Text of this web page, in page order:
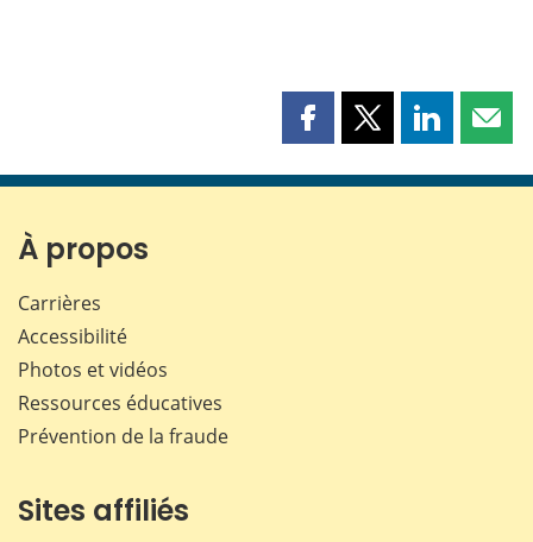
Partager
page
Partager
page
Partager
page page
À propos
Carrières
Accessibilité
Photos et vidéos
Ressources éducatives
Prévention de la fraude
Sites affiliés